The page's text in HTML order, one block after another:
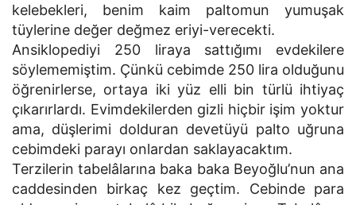
kelebekleri, benim kaim paltomun yumuşak
tüylerine değer değmez eriyi-verecekti.
Ansiklopediyi 250 liraya sattığımı evdekilere
söylememiştim. Çünkü cebimde 250 lira olduğunu
öğrenirlerse, ortaya iki yüz elli bin türlü ihtiyaç
çıkarırlardı. Evimdekilerden gizli hiçbir işim yoktur
ama, düşlerimi dolduran devetüyü palto uğruna
cebimdeki parayı onlardan saklayacaktım.
Terzilerin tabelâlarına baka baka Beyoğlu’nun ana
caddesinden birkaç kez geçtim. Cebinde para